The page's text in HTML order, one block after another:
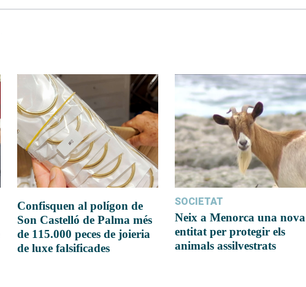
Confisquen al polígon de
Son Castelló de Palma més
de 115.000 peces de joieria
de luxe falsificades
SOCIETAT
Neix a Menorca una nova
entitat per protegir els
animals assilvestrats